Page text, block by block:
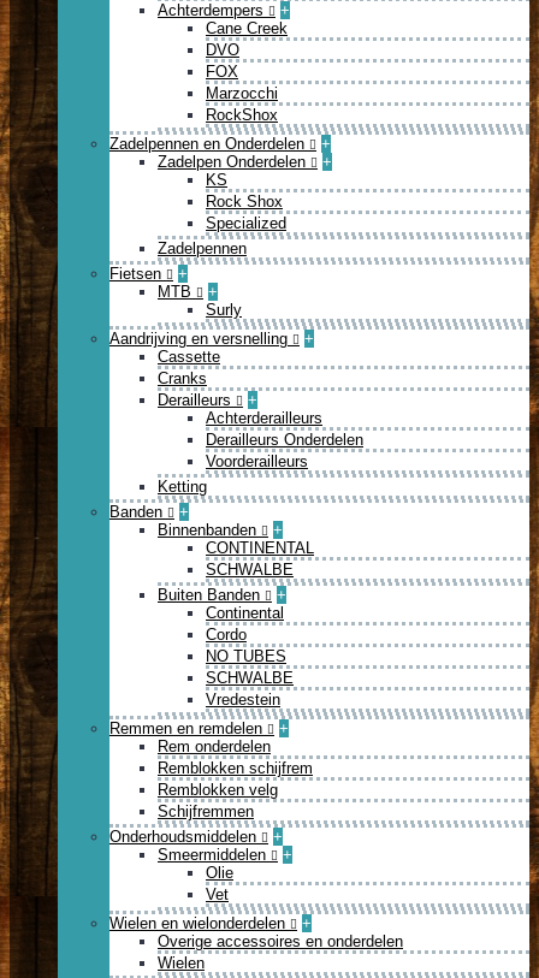
Achterdempers
+
Cane Creek
DVO
FOX
Marzocchi
RockShox
Zadelpennen en Onderdelen
+
Zadelpen Onderdelen
+
KS
Rock Shox
Specialized
Zadelpennen
Fietsen
+
MTB
+
Surly
Aandrijving en versnelling
+
Cassette
Cranks
Derailleurs
+
Achterderailleurs
Derailleurs Onderdelen
Voorderailleurs
Ketting
Banden
+
Binnenbanden
+
CONTINENTAL
SCHWALBE
Buiten Banden
+
Continental
Cordo
NO TUBES
SCHWALBE
Vredestein
Remmen en remdelen
+
Rem onderdelen
Remblokken schijfrem
Remblokken velg
Schijfremmen
Onderhoudsmiddelen
+
Smeermiddelen
+
Olie
Vet
Wielen en wielonderdelen
+
Overige accessoires en onderdelen
Wielen